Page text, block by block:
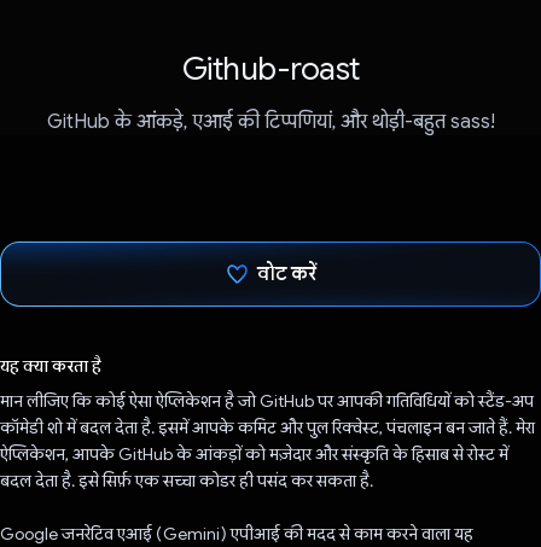
Github-roast
GitHub के आंकड़े, एआई की टिप्पणियां, और थोड़ी-बहुत sass!
वोट करें
यह क्या करता है
मान लीजिए कि कोई ऐसा ऐप्लिकेशन है जो GitHub पर आपकी गतिविधियों को स्टैंड-अप
कॉमेडी शो में बदल देता है. इसमें आपके कमिट और पुल रिक्वेस्ट, पंचलाइन बन जाते हैं. मेरा
ऐप्लिकेशन, आपके GitHub के आंकड़ों को मज़ेदार और संस्कृति के हिसाब से रोस्ट में
बदल देता है. इसे सिर्फ़ एक सच्चा कोडर ही पसंद कर सकता है.
Google जनरेटिव एआई (Gemini) एपीआई की मदद से काम करने वाला यह